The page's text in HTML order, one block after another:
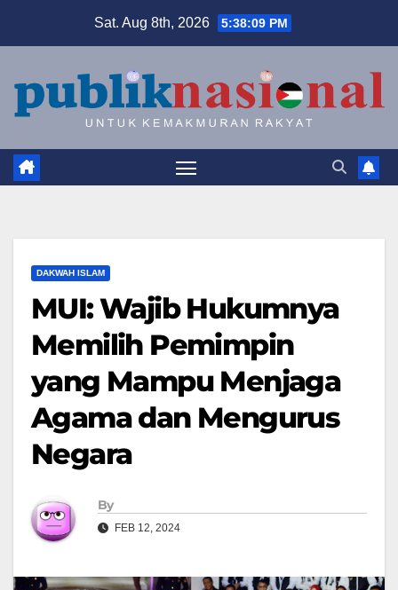
Sat. Aug 8th, 2026 5:38:10 PM
DAKWAH ISLAM
MUI: Wajib Hukumnya
Memilih Pemimpin
yang Mampu Menjaga
Agama dan Mengurus
Negara
By
FEB 12, 2024